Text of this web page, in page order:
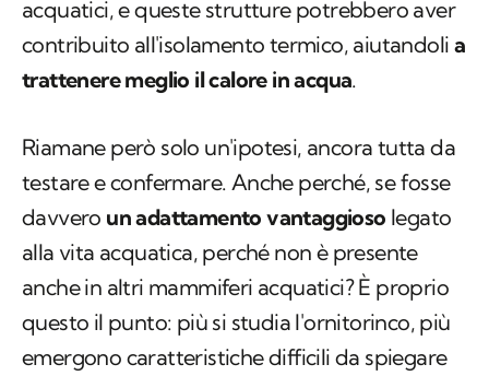
acquatici, e queste strutture potrebbero aver
contribuito all'isolamento termico, aiutandoli a
trattenere meglio il calore in acqua.
Riamane però solo un'ipotesi, ancora tutta da
testare e confermare. Anche perché, se fosse
davvero un adattamento vantaggioso legato
alla vita acquatica, perché non è presente
anche in altri mammiferi acquatici? È proprio
questo il punto: più si studia l'ornitorinco, più
emergono caratteristiche difficili da spiegare